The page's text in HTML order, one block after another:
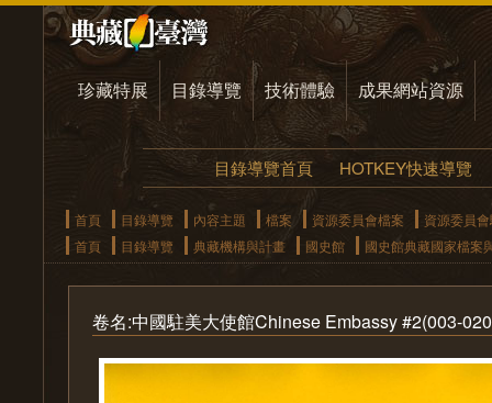
珍藏特展 目錄導覽 技術體驗 成果網站資源
目錄導覽首頁 HOTKEY快速導覽
首頁 目錄導覽 內容主題 檔案 資源委員會檔案
資源委員
首頁
目錄導覽 典藏機構與計畫 國史館 國史館典藏國家檔案
卷名:中國駐美大使館Chinese Embassy #2(003-